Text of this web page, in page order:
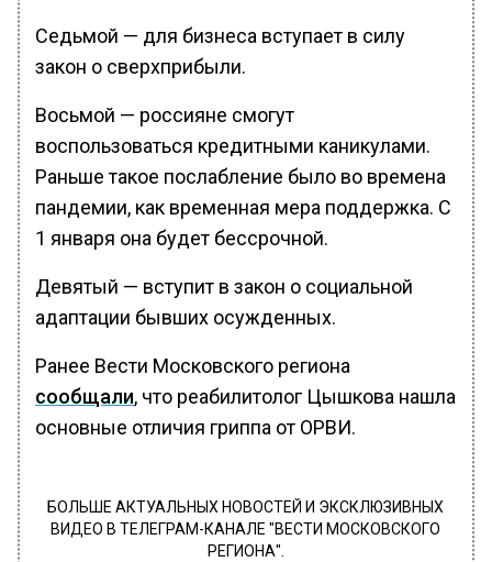
Седьмой — для бизнеса вступает в силу
закон о сверхприбыли.
Восьмой — россияне смогут
воспользоваться кредитными каникулами.
Раньше такое послабление было во времена
пандемии, как временная мера поддержка. С
1 января она будет бессрочной.
Девятый — вступит в закон о социальной
адаптации бывших осужденных.
Ранее Вести Московского региона
сообщали, что реабилитолог Цышкова нашла
основные отличия гриппа от ОРВИ.
БОЛЬШЕ АКТУАЛЬНЫХ НОВОСТЕЙ И ЭКСКЛЮЗИВНЫХ
ВИДЕО В ТЕЛЕГРАМ-КАНАЛЕ "ВЕСТИ МОСКОВСКОГО
РЕГИОНА".